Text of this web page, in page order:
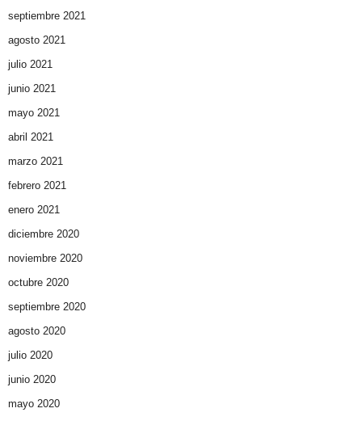
septiembre 2021
agosto 2021
julio 2021
junio 2021
mayo 2021
abril 2021
marzo 2021
febrero 2021
enero 2021
diciembre 2020
noviembre 2020
octubre 2020
septiembre 2020
agosto 2020
julio 2020
junio 2020
mayo 2020